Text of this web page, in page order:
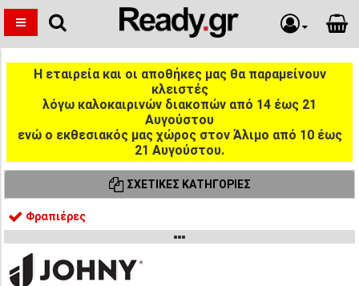
Η εταιρεία και οι αποθήκες μας θα παραμείνουν
κλειστές
λόγω καλοκαιρινών διακοπών από 14 έως 21
Αυγούστου
ενώ ο εκθεσιακός μας χώρος στον Άλιμο από 10 έως
21 Αυγούστου.
ΣΧΕΤΙΚΈΣ ΚΑΤΗΓΟΡΊΕΣ
Φραπιέρες